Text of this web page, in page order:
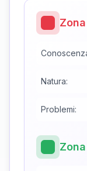
Natura:
Problemi: